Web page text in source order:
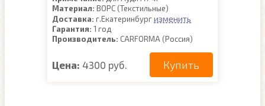
Материал: ВОРС (Текстильные)
Доставка: г.Екатеринбургизменить
Гарантия: 1 год
Производитель: CARFORMA (Россия)
Цена: 4300 руб. Купить